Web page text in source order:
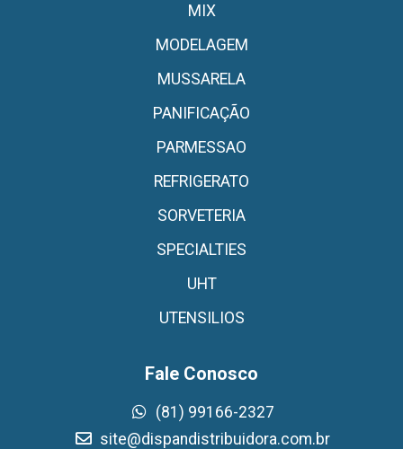
MIX
MODELAGEM
MUSSARELA
PANIFICAÇÃO
PARMESSAO
REFRIGERATO
SORVETERIA
SPECIALTIES
UHT
UTENSILIOS
Fale Conosco
(81) 99166-2327
site@dispandistribuidora.com.br